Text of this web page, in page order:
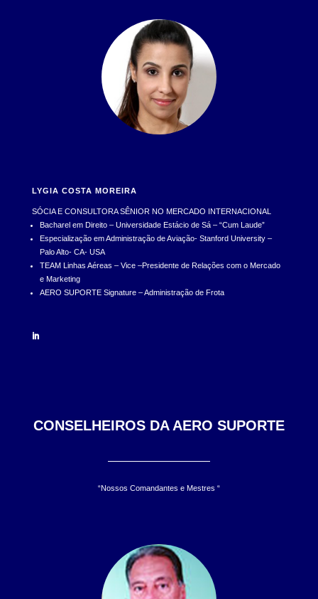
LYGIA COSTA MOREIRA
SÓCIA E CONSULTORA SÊNIOR NO MERCADO INTERNACIONAL
Bacharel em Direito – Universidade Estácio de Sá – “Cum Laude”
Especialização em Administração de Aviação- Stanford University –
Palo Alto- CA- USA
TEAM Linhas Aéreas – Vice –Presidente de Relações com o Mercado
e Marketing
AERO SUPORTE Signature – Administração de Frota
CONSELHEIROS DA AERO SUPORTE
“Nossos Comandantes e Mestres “